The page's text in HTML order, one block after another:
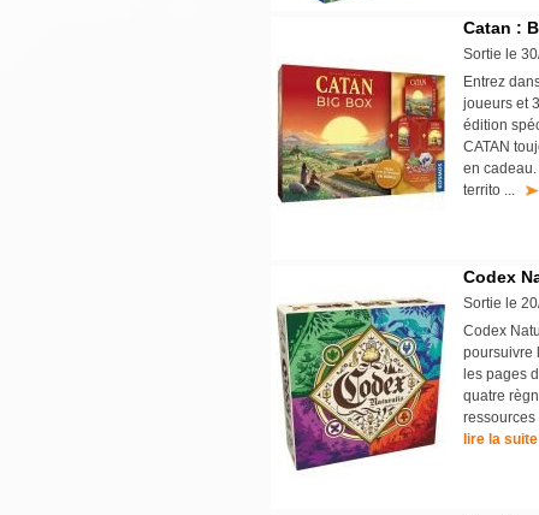
Catan :
Sortie le
Entrez
joueurs et
édition
CATAN
en cadeau.
territo ...
Codex
Sortie le
Codex
poursuivre
les pages
quatre
lire la suite